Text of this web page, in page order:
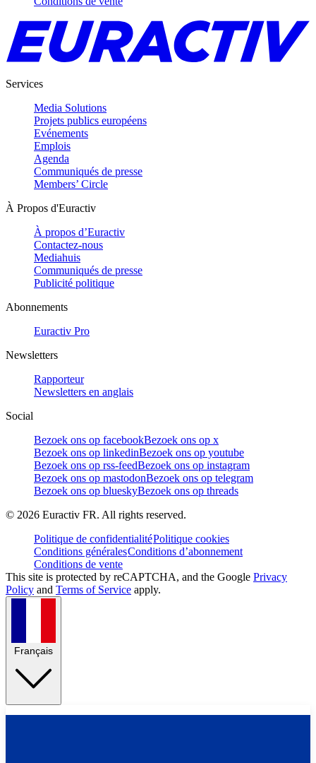
Services
Media Solutions
Projets publics européens
Evénements
Emplois
Agenda
Communiqués de presse
Members’ Circle
À Propos d'Euractiv
À propos d’Euractiv
Contactez-nous
Mediahuis
Communiqués de presse
Publicité politique
Abonnements
Euractiv Pro
Newsletters
Rapporteur
Newsletters en anglais
Social
Bezoek ons op facebookBezoek ons op x
Bezoek ons op linkedinBezoek ons op youtube
Bezoek ons op rss-feedBezoek ons op instagram
Bezoek ons op mastodonBezoek ons op telegram
Bezoek ons op blueskyBezoek ons op threads
© 2026 Euractiv FR. All rights reserved.
Politique de confidentialitéPolitique cookies
Conditions généralesConditions d’abonnement
Conditions de vente
This site is protected by reCAPTCHA, and the Google Privacy
Policy and Terms of Service apply.
Français